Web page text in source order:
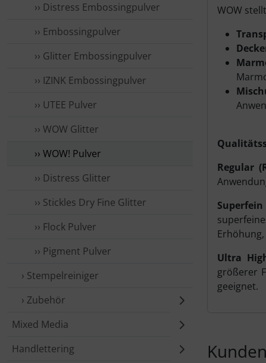
›› Distress Embossingpulver
›› Embossingpulver
›› Glitter Embossingpulver
›› IZINK Embossingpulver
›› UTEE Pulver
›› WOW Glitter
›› WOW! Pulver
›› Distress Glitter
›› Stickles Dry Fine Glitter
›› Flock Pulver
›› Pigment Pulver
› Stempelreiniger
› Zubehör
Mixed Media
Handlettering
WOW
Regular
Superfein
Ultra
größerer
geeignet.